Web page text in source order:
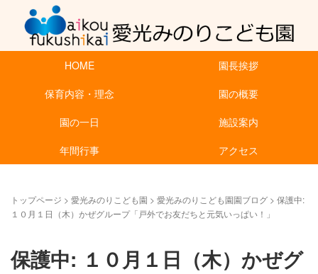
HOME
園長挨拶
保育内容・理念
園の概要
園の一日
施設案内
年間行事
アクセス
トップページ > 愛光みのりこども園 > 愛光みのりこども園園ブログ > 保護中:
１０月１日（木）かぜグループ「戸外でお友だちと元気いっぱい！」
保護中: １０月１日（木）かぜグ